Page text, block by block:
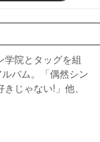
院とタッグを組
バム。「偶然シン
じゃない!」他、